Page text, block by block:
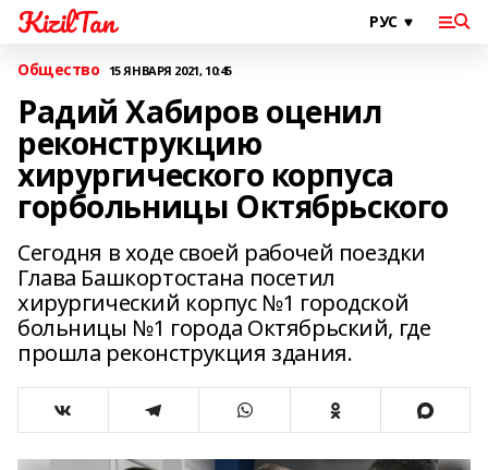
KizilTan
Общество 15 ЯНВАРЯ 2021, 10:45
Радий Хабиров оценил
реконструкцию
хирургического корпуса
горбольницы Октябрьского
Сегодня в ходе своей рабочей поездки
Глава Башкортостана посетил
хирургический корпус №1 городской
больницы №1 города Октябрьский, где
прошла реконструкция здания.